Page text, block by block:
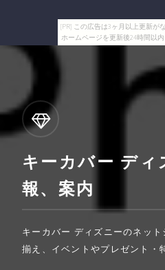
[PR] この広告は3ヶ月以上更新が
ホームページを更新後24時間以
キーカバー ディ
報、案内
キーカバー ディズニーのネッ
揃え、イベントやプレゼント・